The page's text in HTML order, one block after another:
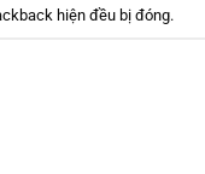
hiện đều bị đóng.